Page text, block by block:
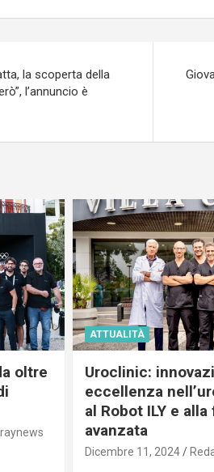
la scoperta della
l’annuncio è
oltre
ATTUALITÀ
Uroclinic:
eccellenza
al Robot ILY e
avanzata
Dicembre 11, 2024